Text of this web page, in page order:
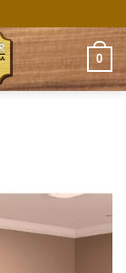
0